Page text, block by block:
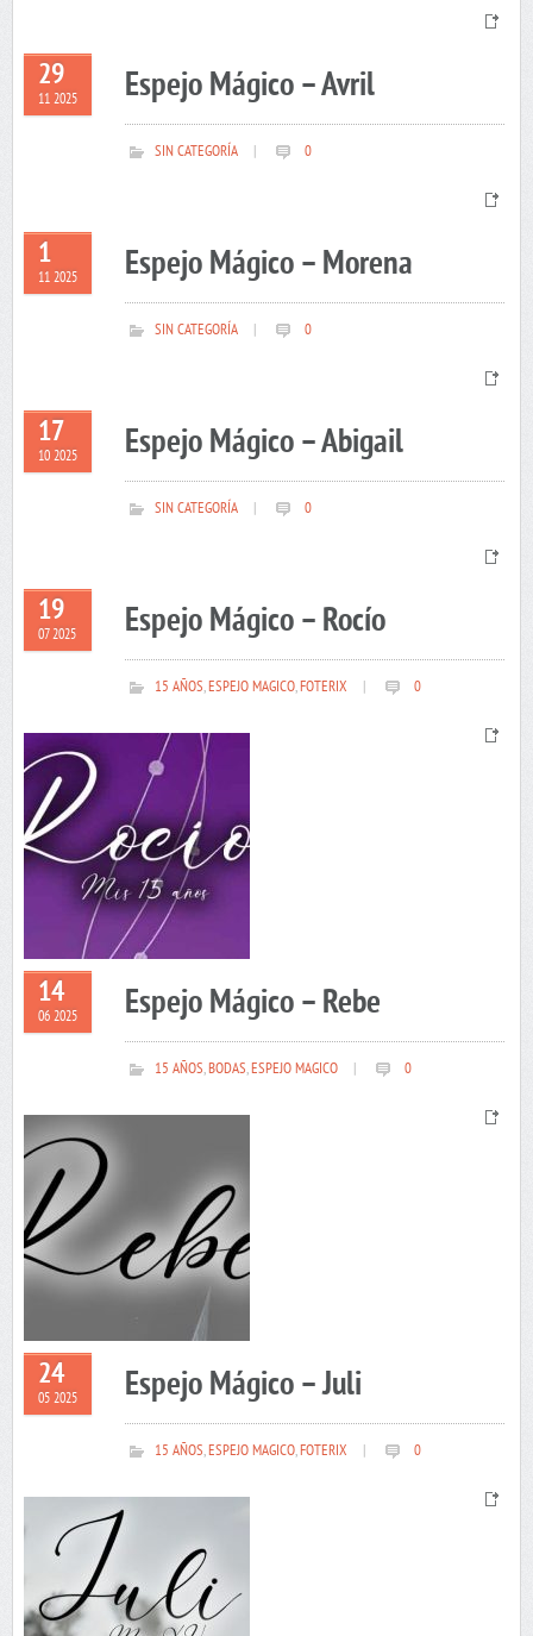
29
11 2025 Espejo Mágico – Avril
SIN CATEGORÍA 0
1
11 2025 Espejo Mágico – Morena
SIN CATEGORÍA 0
17
10 2025 Espejo Mágico – Abigail
SIN CATEGORÍA 0
19
07 2025 Espejo Mágico – Rocío
15 AÑOS,ESPEJO MAGICO,FOTERIX 0
14
06 2025 Espejo Mágico – Rebe
15 AÑOS,BODAS,ESPEJO MAGICO 0
24
05 2025 Espejo Mágico – Juli
15 AÑOS,ESPEJO MAGICO,FOTERIX 0